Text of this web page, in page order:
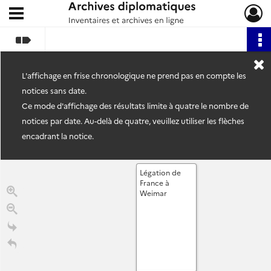
Archives diplomatiques
Ouvrir le menu déroulant
L'affichage en frise chronologique ne prend pas en compte les
notices sans date.
Ce mode d'affichage des résultats limite à quatre le nombre de
notices par date. Au-delà de quatre, veuillez utiliser les flèches
encadrant la notice.
Légation de
France à
Weimar